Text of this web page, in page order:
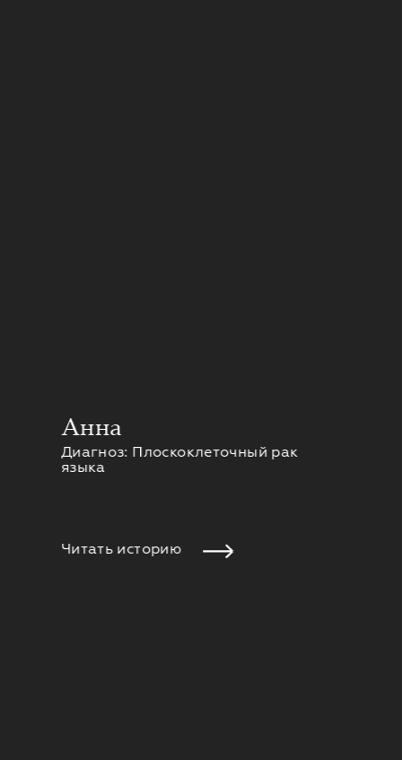
Анна
Диагноз: Плоскоклеточный рак
языка
Читать историю